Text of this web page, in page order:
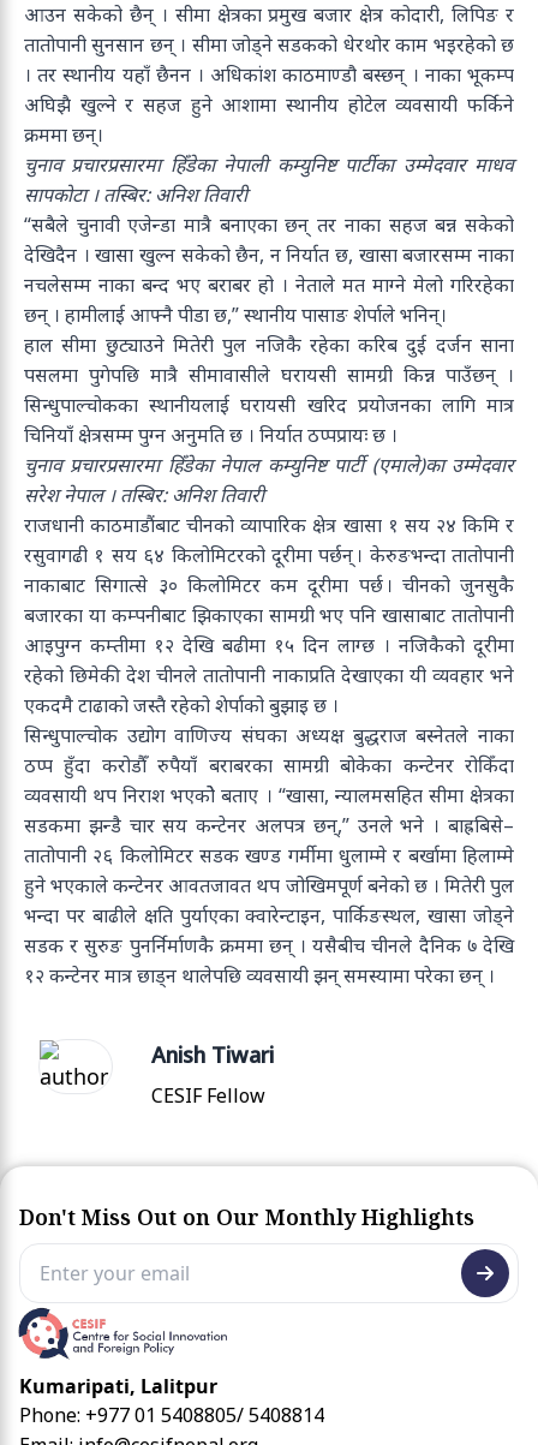
आउन सकेको छैन् । सीमा क्षेत्रका प्रमुख बजार क्षेत्र कोदारी, लिपिङ र
तातोपानी सुनसान छन् । सीमा जोड्ने सडकको धेरथोर काम भइरहेको छ
। तर स्थानीय यहाँ छैनन । अधिकांश काठमाण्डौ बस्छन् । नाका भूकम्प
अघिझै खुल्ने र सहज हुने आशामा स्थानीय होटेल व्यवसायी फर्किने
क्रममा छन्।
चुनाव प्रचारप्रसारमा हिँडेका नेपाली कम्युनिष्ट पार्टीका उम्मेदवार माधव
सापकोटा । तस्बिर: अनिश तिवारी
“सबैले चुनावी एजेन्डा मात्रै बनाएका छन् तर नाका सहज बन्न सकेको
देखिदैन । खासा खुल्न सकेको छैन, न निर्यात छ, खासा बजारसम्म नाका
नचलेसम्म नाका बन्द भए बराबर हो । नेताले मत माग्ने मेलो गरिरहेका
छन् । हामीलाई आफ्नै पीडा छ,” स्थानीय पासाङ शेर्पाले भनिन्।
हाल सीमा छुट्याउने मितेरी पुल नजिकै रहेका करिब दुई दर्जन साना
पसलमा पुगेपछि मात्रै सीमावासीले घरायसी सामग्री किन्न पाउँछन् ।
सिन्धुपाल्चोकका स्थानीयलाई घरायसी खरिद प्रयोजनका लागि मात्र
चिनियाँ क्षेत्रसम्म पुग्न अनुमति छ । निर्यात ठप्पप्रायः छ ।
चुनाव प्रचारप्रसारमा हिँडेका नेपाल कम्युनिष्ट पार्टी (एमाले)का उम्मेदवार
सरेश नेपाल । तस्बिर: अनिश तिवारी
राजधानी काठमाडौंबाट चीनको व्यापारिक क्षेत्र खासा १ सय २४ किमि र
रसुवागढी १ सय ६४ किलोमिटरको दूरीमा पर्छन् । केरुङभन्दा तातोपानी
नाकाबाट सिगात्से ३० किलोमिटर कम दूरीमा पर्छ । चीनको जुनसुकै
बजारका या कम्पनीबाट झिकाएका सामग्री भए पनि खासाबाट तातोपानी
आइपुग्न कम्तीमा १२ देखि बढीमा १५ दिन लाग्छ । नजिकैको दूरीमा
रहेको छिमेकी देश चीनले तातोपानी नाकाप्रति देखाएका यी व्यवहार भने
एकदमै टाढाको जस्तै रहेको शेर्पाको बुझाइ छ ।
सिन्धुपाल्चोक उद्योग वाणिज्य संघका अध्यक्ष बुद्धराज बस्नेतले नाका
ठप्प हुँदा करोडौँ रुपैयाँ बराबरका सामग्री बोकेका कन्टेनर रोकिँदा
व्यवसायी थप निराश भएकोे बताए । “खासा, न्यालमसहित सीमा क्षेत्रका
सडकमा झन्डै चार सय कन्टेनर अलपत्र छन्,” उनले भने । बाह्रबिसे–
तातोपानी २६ किलोमिटर सडक खण्ड गर्मीमा धुलाम्मे र बर्खामा हिलाम्मे
हुने भएकाले कन्टेनर आवतजावत थप जोखिमपूर्ण बनेको छ । मितेरी पुल
भन्दा पर बाढीले क्षति पुर्याएका क्वारेन्टाइन, पार्किङस्थल, खासा जोड्ने
सडक र सुरुङ पुनर्निर्माणकै क्रममा छन् । यसैबीच चीनले दैनिक ७ देखि
१२ कन्टेनर मात्र छाड्न थालेपछि व्यवसायी झन् समस्यामा परेका छन् ।
Anish Tiwari
CESIF Fellow
Don't Miss Out on Our Monthly Highlights
Kumaripati, Lalitpur
Phone: +977 01 5408805/ 5408814